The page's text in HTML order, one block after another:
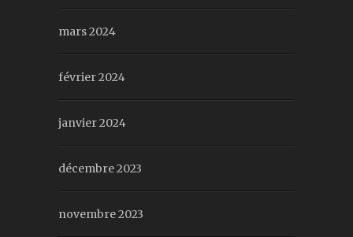
mars 2024
février 2024
janvier 2024
décembre 2023
novembre 2023